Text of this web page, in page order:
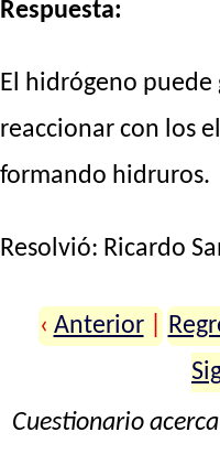
Respuesta:
El hidrógeno
reaccionar con los
formando hidruros.
Resolvió: Ricardo
‹ Anterior
Cuestionario